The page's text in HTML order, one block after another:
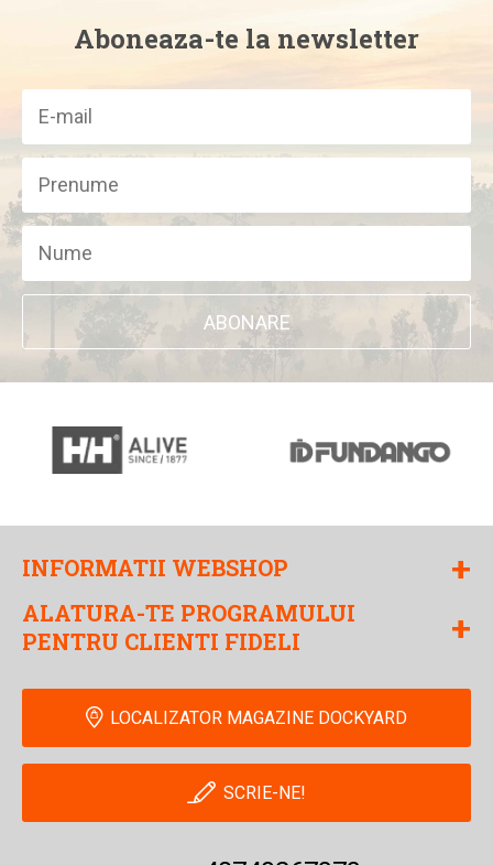
Aboneaza-te la newsletter
ABONARE
INFORMATII WEBSHOP +
ALATURA-TE PROGRAMULUI
PENTRU CLIENTI FIDELI
+
LOCALIZATOR MAGAZINE DOCKYARD
SCRIE-NE!